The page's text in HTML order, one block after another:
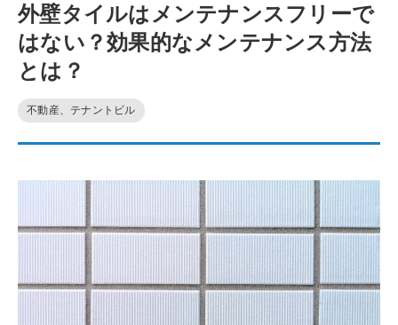
外壁タイルはメンテナンスフリーで
はない？効果的なメンテナンス方法
とは？
不動産、テナントビル